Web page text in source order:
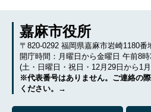
嘉麻市役所
〒820-0292 福岡県嘉麻市岩崎1180番
開庁時間：月曜日から金曜日 午前8
(土・日曜日・祝日・12月29日から1
※代表番号はありません。ご連絡の
ください。→